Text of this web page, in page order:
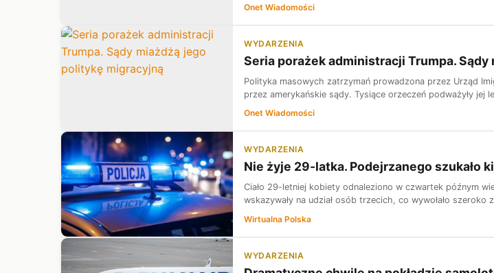
Onet Wiadomości
WYDARZENIA
Seria porażek administracji Trumpa.
Polityka masowych zatrzymań prowadzona przez Urząd
przez amerykańskie sądy. Tysiące orzeczeń podważyły
Onet Wiadomości
WYDARZENIA
Nie żyje 29-latka. Podejrzanego szukało
Ciało 29-letniej kobiety odnaleziono w czwartek późnym
wskazywały na udział osób trzecich, co wywołało
Wirtualna Polska
WYDARZENIA